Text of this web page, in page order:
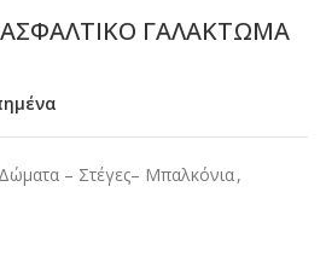
ΑΣΦΑΛΤΙΚΟ ΓΑΛΑΚΤΩΜΑ
– Στέγες– Μπαλκόνια,